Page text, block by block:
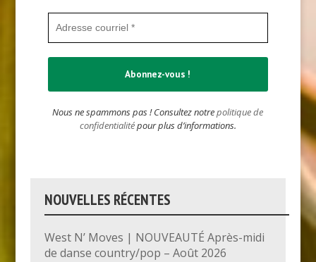
Nous ne spammons pas ! Consultez notrepolitique de
confidentialitépour plus d’informations.
NOUVELLES RÉCENTES
West N’ Moves | NOUVEAUTÉ Après-midi
de danse country/pop – Août 2026